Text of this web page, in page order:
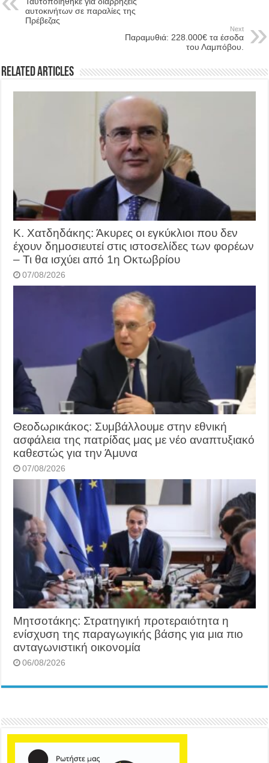
αυτοκινήτων σε παραλίες της
Πρέβεζας
Next
Παραμυθιά: 228.000€ τα έσοδα
του Λαμπόβου.
Related Articles
Κ. Χατδηδάκης: Άκυρες οι εγκύκλιοι που δεν
έχουν δημοσιευτεί στις ιστοσελίδες των φορέων
– Τι θα ισχύει από 1η Οκτωβρίου
07/08/2026
Θεοδωρικάκος: Συμβάλλουμε στην εθνική
ασφάλεια της πατρίδας μας με νέο αναπτυξιακό
καθεστώς για την Άμυνα
07/08/2026
Μητσοτάκης: Στρατηγική προτεραιότητα η
ενίσχυση της παραγωγικής βάσης για μια πιο
ανταγωνιστική οικονομία
06/08/2026